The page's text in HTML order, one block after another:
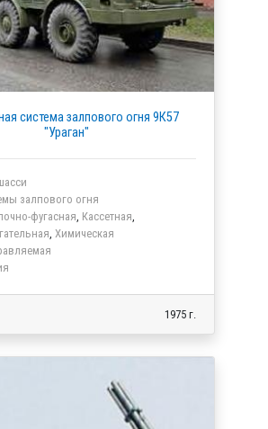
система залпового огня 9К57
"Ураган"
залпового огня
фугасная, Кассетная,
, Химическая
1975 г.